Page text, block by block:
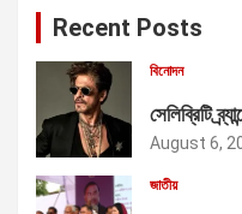
Recent Posts
বিনোদন
সেলিব্রিটি
August 6,
জাতীয়